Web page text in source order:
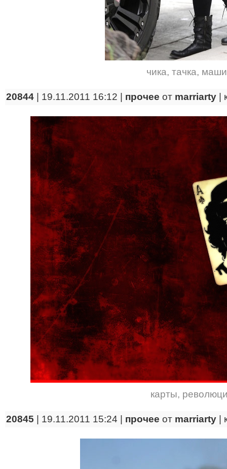
чика, тачка,
20844 | 19.11.2011 16:12 | прочее от marriarty
карты,
20845 | 19.11.2011 15:24 | прочее от marriarty